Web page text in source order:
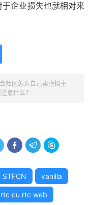
企业损失也就相对来
社区怎么自己卖虚拟主
意什么？
  
STFCN vanilla
cu rtc web